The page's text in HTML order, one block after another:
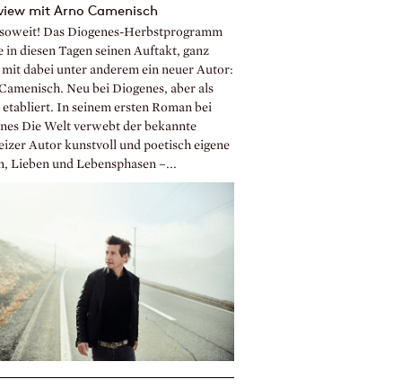
mit Arno Camenisch
Das Diogenes-Herbstprogramm
in diesen Tagen seinen Auftakt, ganz
dabei unter anderem ein neuer Autor:
Neu bei Diogenes, aber als
In seinem ersten Roman bei
Die Welt verwebt der bekannte
Autor kunstvoll und poetisch eigene
Lieben und Lebensphasen –...